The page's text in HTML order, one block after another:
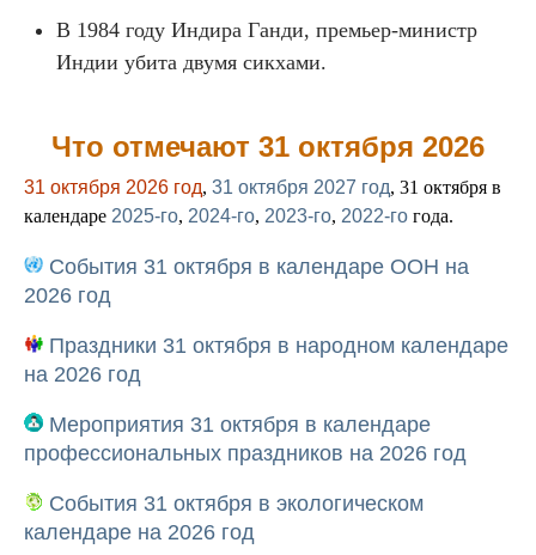
В 1984 году Индира Ганди, премьер-министр
Индии убита двумя сикхами.
Что отмечают 31 октября 2026
31 октября 2026 год, 31 октября 2027 год, 31 октября в
календаре 2025-го, 2024-го, 2023-го, 2022-го года.
События 31 октября в календаре ООН на
2026 год
Праздники 31 октября в народном календаре
на 2026 год
Мероприятия 31 октября в календаре
профессиональных праздников на 2026 год
События 31 октября в экологическом
календаре на 2026 год